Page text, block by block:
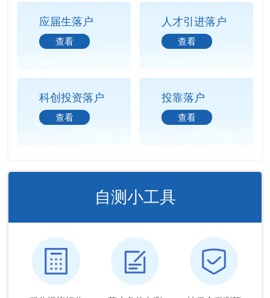
应届生落户
查看
人才引进落户
查看
科创投资落户
查看
投靠落户
查看
自测小工具